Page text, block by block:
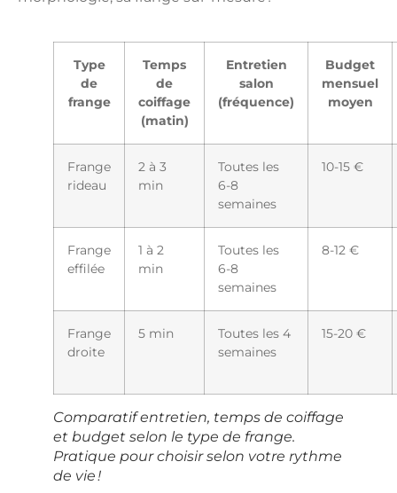
Type
de
frange
Temps
de
coiffage
(matin)
Entretien
salon
(fréquence)
Budget
mensuel
moyen
Frange
rideau
2 à 3
min
Toutes les
6-8
semaines
10-15 €
Frange
effilée
1 à 2
min
Toutes les
6-8
semaines
8-12 €
Frange
droite
5 min
Toutes les 4
semaines
15-20 €
Comparatif entretien, temps de coiffage
et budget selon le type de frange.
Pratique pour choisir selon votre rythme
de vie !